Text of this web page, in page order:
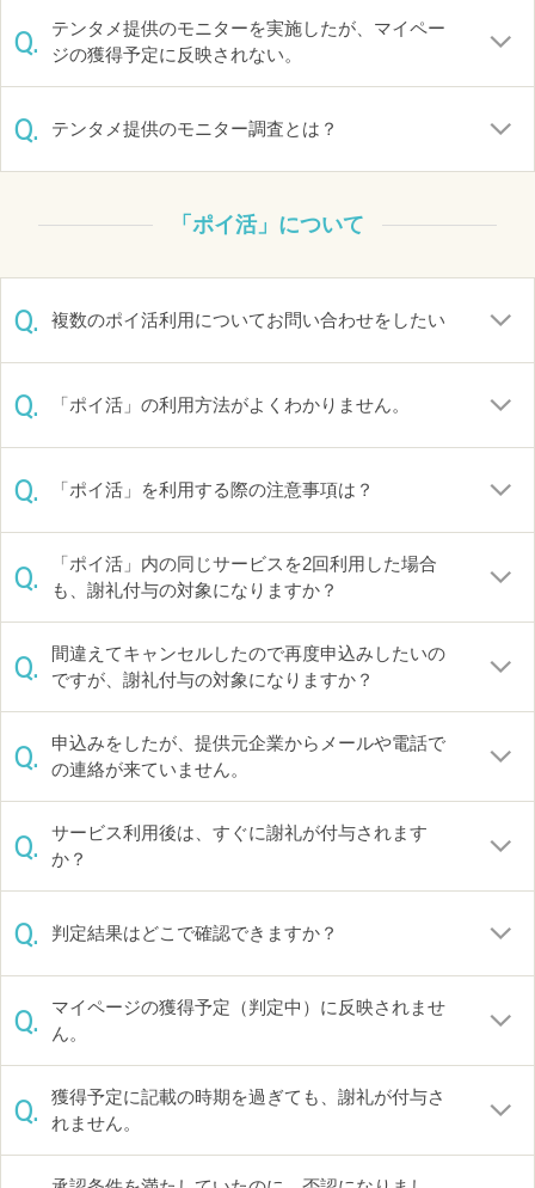
Q.
テンタメ提供のモニターを実施したが、マイペー
ジの獲得予定に反映されない。
Q. テンタメ提供のモニター調査とは？
「ポイ活」について
Q. 複数のポイ活利用についてお問い合わせをしたい
Q. 「ポイ活」の利用方法がよくわかりません。
Q. 「ポイ活」を利用する際の注意事項は？
Q.
「ポイ活」内の同じサービスを2回利用した場合
も、謝礼付与の対象になりますか？
Q.
間違えてキャンセルしたので再度申込みしたいの
ですが、謝礼付与の対象になりますか？
Q.
申込みをしたが、提供元企業からメールや電話で
の連絡が来ていません。
Q.
サービス利用後は、すぐに謝礼が付与されます
か？
Q. 判定結果はどこで確認できますか？
Q.
マイページの獲得予定（判定中）に反映されませ
ん。
Q.
獲得予定に記載の時期を過ぎても、謝礼が付与さ
れません。